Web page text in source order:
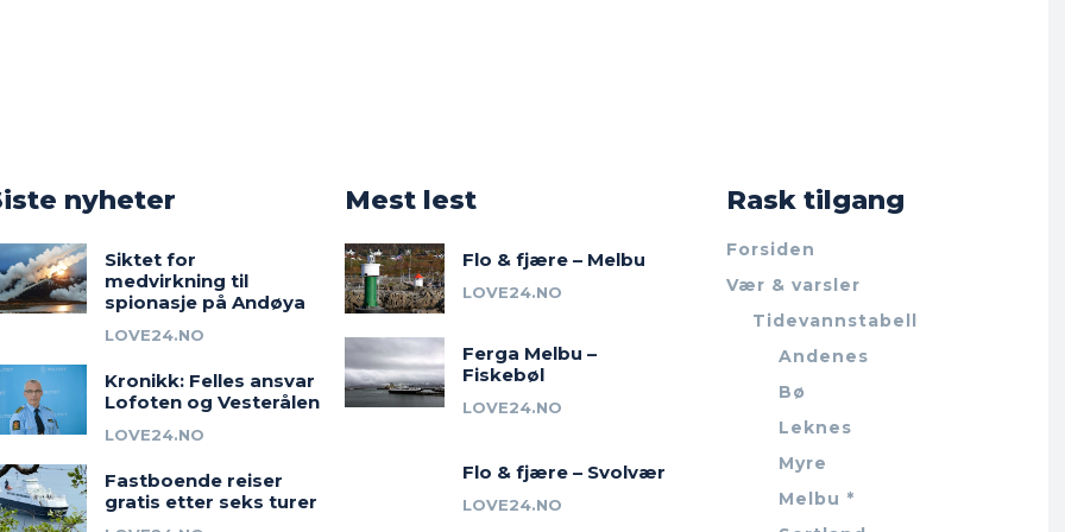
nyheter
Siktet for
medvirkning til
spionasje på Andøya
LOVE24.NO
Kronikk: Felles ansvar
Lofoten og Vesterålen
LOVE24.NO
Fastboende reiser
gratis etter seks turer
Mest lest
Flo & fjære – Melbu
LOVE24.NO
Ferga Melbu –
Fiskebøl
LOVE24.NO
Flo & fjære – Svolvær
LOVE24.NO
Rask tilgang
Forsiden
Vær & varsler
Tidevannstabell
Andenes
Bø
Leknes
Myre
Melbu *